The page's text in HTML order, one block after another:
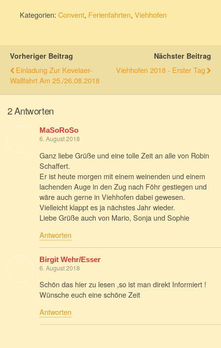
Kategorien: Convent, Ferienfahrten, Viehhofen
Vorheriger Beitrag
Einladung Zur Kevelaer-
Wallfahrt Am 25./26.08.2018
Nächster Beitrag
Viehhofen 2018 - Erster Tag
2 Antworten
MaSoRoSo
6. August 2018
Ganz liebe Grüße und eine tolle Zeit an alle von Robin
Schaffert.
Er ist heute morgen mit einem weinenden und einem
lachenden Auge in den Zug nach Föhr gestiegen und
wäre auch gerne in Viehhofen dabei gewesen.
Vielleicht klappt es ja nächstes Jahr wieder.
Liebe Grüße auch von Mario, Sonja und Sophie
Antworten
Birgit Wehr/Esser
6. August 2018
Schön das hier zu lesen ,so ist man direkt Informiert !
Wünsche euch eine schöne Zeit
Antworten